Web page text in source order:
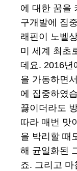
에 대한 꿈을
구개발에 집
래핀이 노벨
미 세계 최초
데요. 2016년
을 가동하면
에 집중하였
끓이더라도
따라 매번 맛
을 박리할 때
해 균일화된
죠. 그리고